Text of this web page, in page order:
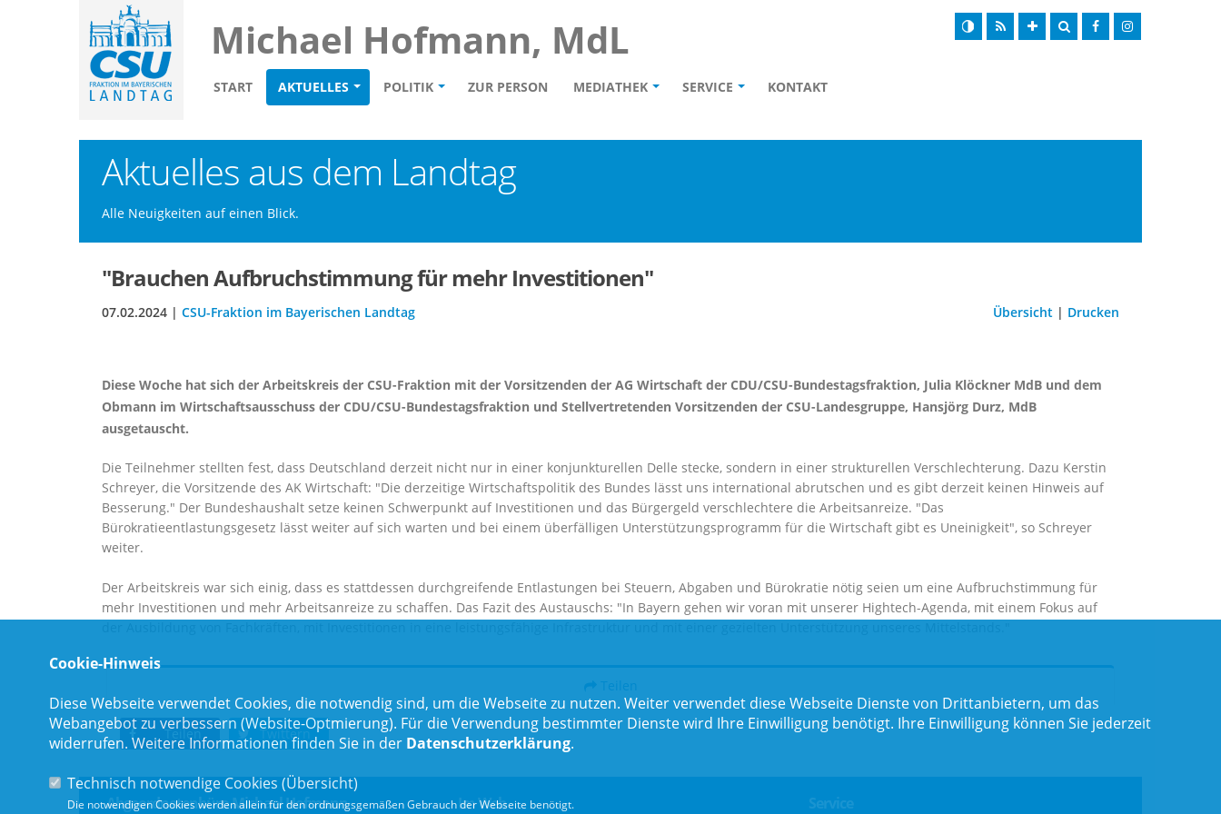
Michael Hofmann, MdL
START AKTUELLES POLITIK ZUR PERSON MEDIATHEK SERVICE KONTAKT
Aktuelles aus dem Landtag
Alle Neuigkeiten auf einen Blick.
"Brauchen Aufbruchstimmung für mehr Investitionen"
07.02.2024 | CSU-Fraktion im Bayerischen Landtag Übersicht | Drucken
Diese Woche hat sich der Arbeitskreis der CSU-Fraktion mit der Vorsitzenden der AG Wirtschaft der CDU/CSU-Bundestagsfraktion, Julia Klöckner MdB und dem
Obmann im Wirtschaftsausschuss der CDU/CSU-Bundestagsfraktion und Stellvertretenden Vorsitzenden der CSU-Landesgruppe, Hansjörg Durz, MdB
ausgetauscht.
Die Teilnehmer stellten fest, dass Deutschland derzeit nicht nur in einer konjunkturellen Delle stecke, sondern in einer strukturellen Verschlechterung. Dazu Kerstin
Schreyer, die Vorsitzende des AK Wirtschaft: "Die derzeitige Wirtschaftspolitik des Bundes lässt uns international abrutschen und es gibt derzeit keinen Hinweis auf
Besserung." Der Bundeshaushalt setze keinen Schwerpunkt auf Investitionen und das Bürgergeld verschlechtere die Arbeitsanreize. "Das
Bürokratieentlastungsgesetz lässt weiter auf sich warten und bei einem überfälligen Unterstützungsprogramm für die Wirtschaft gibt es Uneinigkeit", so Schreyer
weiter.
Der Arbeitskreis war sich einig, dass es stattdessen durchgreifende Entlastungen bei Steuern, Abgaben und Bürokratie nötig seien um eine Aufbruchstimmung für
mehr Investitionen und mehr Arbeitsanreize zu schaffen. Das Fazit des Austauschs: "In Bayern gehen wir voran mit unserer Hightech-Agenda, mit einem Fokus auf
Teilen
Teilen Twittern
Abgeordnetenbüro Michael Hofmann Im Web Service
Cookie-Hinweis
Diese Webseite verwendet Cookies, die notwendig sind, um die Webseite zu nutzen. Weiter verwendet diese Webseite Dienste von Drittanbietern, um das
Webangebot zu verbessern (Website-Optmierung). Für die Verwendung bestimmter Dienste wird Ihre Einwilligung benötigt. Ihre Einwilligung können Sie jederzeit
widerrufen. Weitere Informationen finden Sie in der Datenschutzerklärung.
Technisch notwendige Cookies (Übersicht)
Die notwendigen Cookies werden allein für den ordnungsgemäßen Gebrauch der Webseite benötigt.